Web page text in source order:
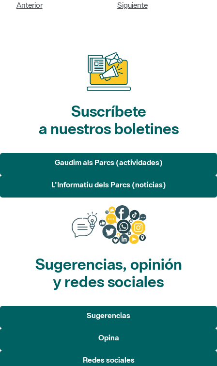
Anterior Siguiente
Suscríbete
a nuestros boletines
Gaudim als Parcs (actividades)
L'Informatiu dels Parcs (noticias)
Sugerencias, opinión
y redes sociales
Sugerencias
Opina
Redes sociales